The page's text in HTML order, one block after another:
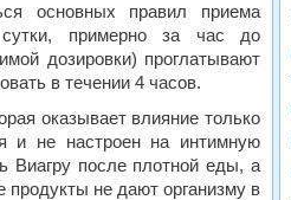
основных правил приема
примерно за час до
дозировки) проглатывают
в течении 4 часов.
оказывает влияние только
и не настроен на интимную
Виагру после плотной еды, а
продукты не дают организму в